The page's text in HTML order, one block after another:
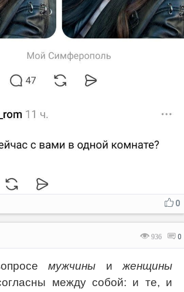
0
936 0
мужчины иженщины
между собой: и те, и